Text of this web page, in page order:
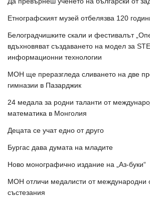
Етнографският музей отбелязва 120
Белоградчишките скали и фестивалът
вдъхновяват създаването на модел за
информационни технологии
МОН ще преразгледа сливането на две
гимназии в Пазарджик
24 медала за родни таланти от
математика в Монголия
Децата се учат едно от друго
Бургас дава думата на младите
Ново монографично издание на „Аз-буки“
МОН отличи медалисти от международни
състезания